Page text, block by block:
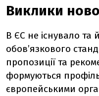
Виклики
В ЄС не існувало та
обов’язкового
пропозиції та
формуються
європейськими